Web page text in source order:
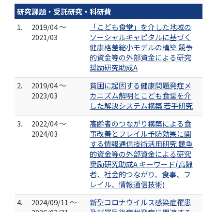
研究課題・受託研究・科研費
1.
2019/04 ～
2021/03
「こども食堂」を介した地域の
ソーシャルキャピタルに基づく
健康格差縮小モデルの構築 競争
的資金等の外部資金による研究
奨励研究助成A
2.
2019/04 ～
2023/03
貧困に起因する健康問題発症メ
カニズム解明とこども食堂を介
した解決システム構築 若手研究
3.
2022/04 ～
2024/03
高齢者のつながり構築による食
事改善とフレイル予防効果に関
する情報通信技術活用研究 競争
的資金等の外部資金による研究
奨励研究助成A キーワード(高齢
者、社会的つながり、食事、フ
レイル、情報通信技術)
4.
2024/09/11 ～
新型コロナウイルス感染症罹患